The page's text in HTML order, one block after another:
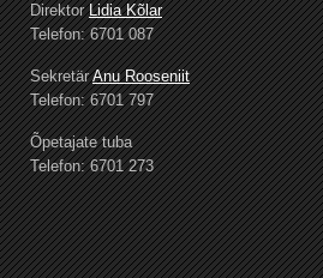
DirektorLidia Kõlar
Telefon: 6701 087
SekretärAnu Rooseniit
Telefon: 6701 797
Õpetajate tuba
Telefon: 6701 273